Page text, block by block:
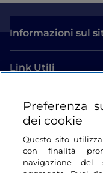
Informazioni sul
Link Utili
Login
Restiamo in contatto
Preferenza
dei cookie
Questo sito
con finalità
navigazione